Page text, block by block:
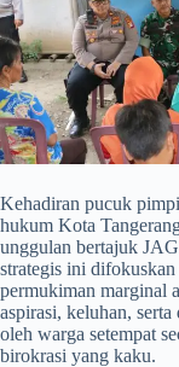
​Kehadiran pucuk
hukum Kota
unggulan bertajuk
strategis ini
permukiman marginal
aspirasi, keluhan,
oleh warga setempat
birokrasi yang kaku.